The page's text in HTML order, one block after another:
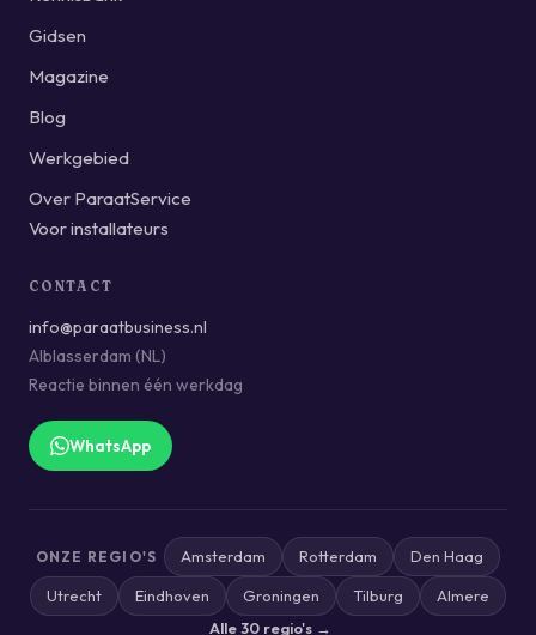
Gidsen
Magazine
Blog
Werkgebied
Over ParaatService
Voor installateurs
CONTACT
info@paraatbusiness.nl
Alblasserdam (NL)
Reactie binnen één werkdag
WhatsApp
ONZE REGIO'S Amsterdam Rotterdam Den Haag
Utrecht Eindhoven Groningen Tilburg
Almere
Alle 30 regio's →